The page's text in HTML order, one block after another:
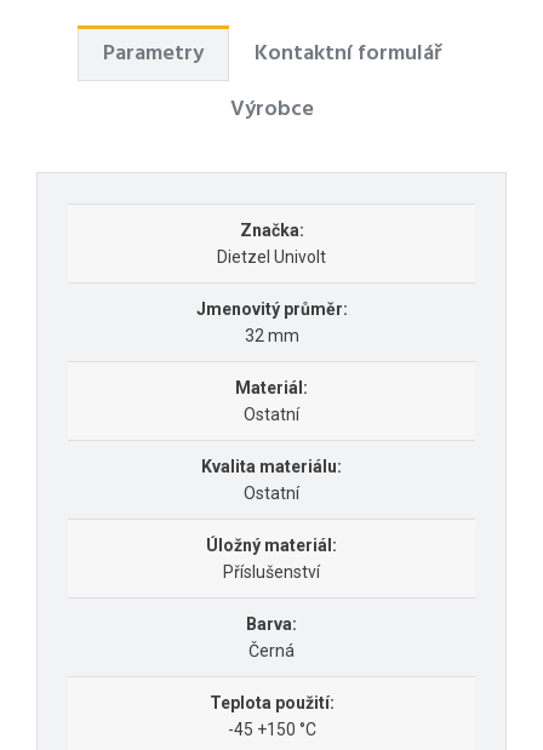
Parametry
Kontaktní formulář
Výrobce
Značka:
Dietzel Univolt
Jmenovitý průměr:
32 mm
Materiál:
Ostatní
Kvalita materiálu:
Ostatní
Úložný materiál:
Příslušenství
Barva:
Černá
Teplota použití:
-45 +150 °C